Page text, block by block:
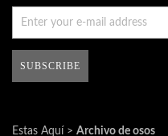
Estas Aquí > Archivo de osos